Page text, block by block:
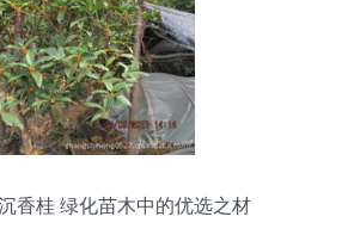
香桂 绿化苗木中的优选之材